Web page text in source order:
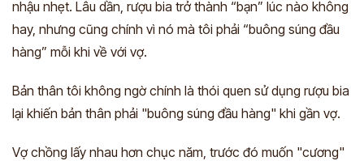
nhậu nhẹt. Lâu dần, rượu bia trở thành “bạn” lúc nào không
hay, nhưng cũng chính vì nó mà tôi phải “buông súng đầu
hàng” mỗi khi về với vợ.
Bản thân tôi không ngờ chính là thói quen sử dụng rượu bia
lại khiến bản thân phải "buông súng đầu hàng" khi gần vợ.
Vợ chồng lấy nhau hơn chục năm, trước đó muốn "cương"